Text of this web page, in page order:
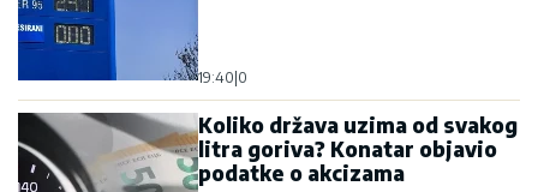
19:40 0
Koliko država uzima od svakog
litra goriva? Konatar objavio
podatke o akcizama